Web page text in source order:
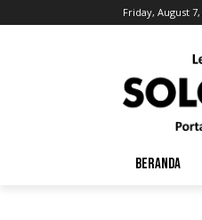
Friday, August 7,
BERANDA